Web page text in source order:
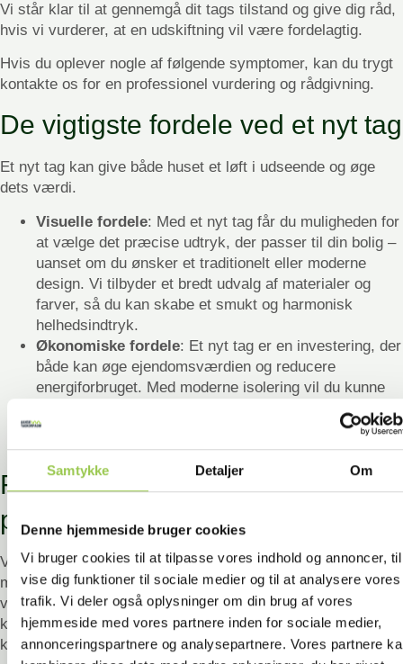
Samtykke Detaljer Om
Denne hjemmeside bruger cookies
Vi bruger cookies til at tilpasse vores indhold og annoncer,
vise dig funktioner til sociale medier og til at analysere vores
trafik. Vi deler også oplysninger om din brug af vores
hjemmeside med vores partnere inden for sociale medier,
annonceringspartnere og analysepartnere. Vores partnere
Vi står klar til at gennemgå dit tags tilstand og give dig råd,
hvis vi vurderer, at en udskiftning vil være fordelagtig.
Hvis du oplever nogle af følgende symptomer, kan du trygt
kontakte os for en professionel vurdering og rådgivning.
De vigtigste fordele ved et nyt tag
Et nyt tag kan give både huset et løft i udseende og øge
dets værdi.
Visuelle fordele: Med et nyt tag får du muligheden for
at vælge det præcise udtryk, der passer til din bolig –
uanset om du ønsker et traditionelt eller moderne
design. Vi tilbyder et bredt udvalg af materialer og
farver, så du kan skabe et smukt og harmonisk
helhedsindtryk.
Økonomiske fordele: Et nyt tag er en investering, der
både kan øge ejendomsværdien og reducere
energiforbruget. Med moderne isolering vil du kunne
det til en god løsning på lang sigt, især hvis du
planlægger at blive i boligen i mange år.
Få tryghed gennem
professionelle tageksperter
Vi har specialiseret os i tagarbejde og har lagt nyt tag på
mere end 300 boliger gennem de sidste 30 år. Når du
vælger Dansk Tagkompagni, slipper du for besværet med at
koordinere håndværkere. Vi sikrer en klar og tydelig
kommunikation samt ordentlig styring af hele processen.